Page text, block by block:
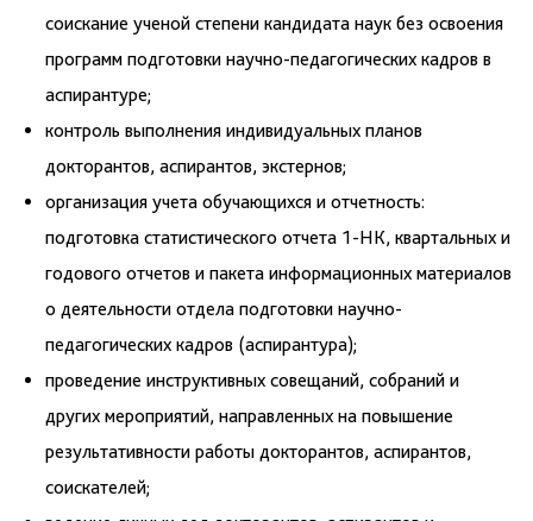
соискание ученой степени кандидата наук без освоения
программ подготовки научно-педагогических кадров в
аспирантуре;
контроль выполнения индивидуальных планов
докторантов, аспирантов, экстернов;
организация учета обучающихся и отчетность:
подготовка статистического отчета 1-НК, квартальных и
годового отчетов и пакета информационных материалов
о деятельности отдела подготовки научно-
педагогических кадров (аспирантура);
проведение инструктивных совещаний, собраний и
других мероприятий, направленных на повышение
результативности работы докторантов, аспирантов,
соискателей;